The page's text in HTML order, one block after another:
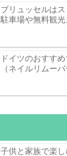
ブリュッセルは
駐車場や無料観
ドイツのおすす
（ネイルリムー
子供と家族で楽